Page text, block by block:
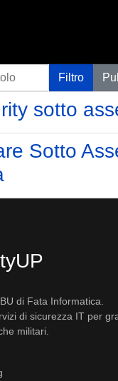
Filtro
sotto
Sotto
di Fata Informatica.
di sicurezza IT per
militari.